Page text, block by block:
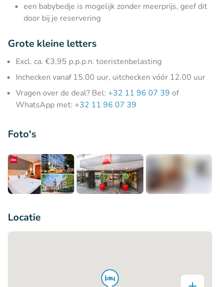
een babybedje is mogelijk zonder meerprijs, geef dit
door bij je reservering
Grote kleine letters
Excl. ca. €3,95 p.p.p.n. toeristenbelasting
Inchecken vanaf 15.00 uur, uitchecken vóór 12.00 uur
Vragen over de deal? Bel: +32 11 96 07 39 of
WhatsApp met: +32 11 96 07 39
Foto's
Locatie